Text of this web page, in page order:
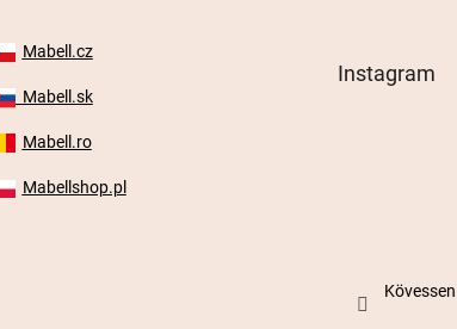
Mabell.cz
Mabell.sk
Mabell.ro
Mabellshop.pl
Instagram